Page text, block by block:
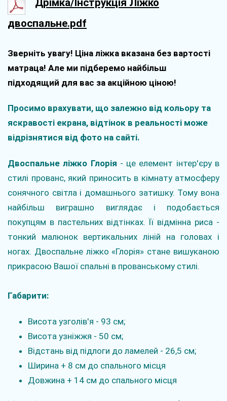
двоспальне.pdf
Зверніть увагу! Ціна ліжка вказана без вартості
матраца! Але ми підберемо найбільш
підходящий для вас за акційною ціною!
Просимо врахувати, що залежно від кольору та
яскравості екрана, відтінок в реальності може
відрізнятися від фото на сайті.
Двоспальне ліжко Глорія - це елемент інтер'єру в
стилі прованс, який приносить в кімнату атмосферу
сонячного світла і домашнього затишку. Тому вона
найбільш виграшно виглядає і подобається
покупцям в пастельних відтінках. Її відмінна риса -
тонкий малюнок вертикальних ліній на головах і
ногах. Двоспальне ліжко «Глорія» стане вишуканою
прикрасою Вашої спальні в прованському стилі.
Габарити:
Висота узголів'я - 93 см;
Висота узніжжя - 50 см;
Відстань від підлоги до ламелей - 26,5 см;
Ширина + 8 см до спального місця
Довжина + 14 см до спального місця